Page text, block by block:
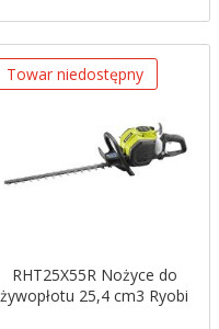
Towar niedostępny
RHT25X55R Nożyce do
żywopłotu 25,4 cm3 Ryobi